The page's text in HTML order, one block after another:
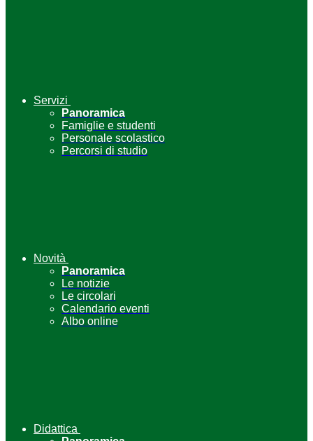
Servizi
Panoramica
Famiglie e studenti
Personale scolastico
Percorsi di studio
Novità
Panoramica
Le notizie
Le circolari
Calendario eventi
Albo online
Didattica